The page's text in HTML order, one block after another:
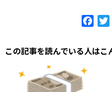
この記事を読んでいる人はこ